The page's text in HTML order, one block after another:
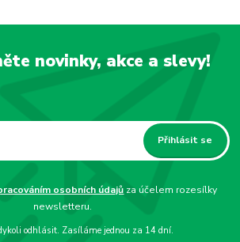
novinky, akce a slevy!
Přihlásit se
osobních údajů za účelem rozesílky
newsletteru.
odhlásit. Zasíláme jednou za 14 dní.